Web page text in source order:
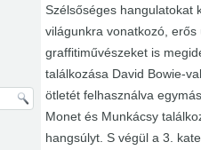
Szélsőséges hangulatokat
világunkra vonatkozó,
graffitiművészeket is
találkozása David Bowie-
ötletét felhasználva
Monet és Munkácsy
hangsúlyt. S végül a 3.